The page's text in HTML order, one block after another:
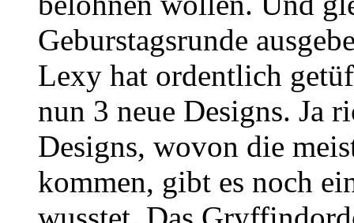
Geburstagsrunde
Lexy hat ordentlich
nun 3 neue Designs. Ja
Designs, wovon die
kommen, gibt es noch